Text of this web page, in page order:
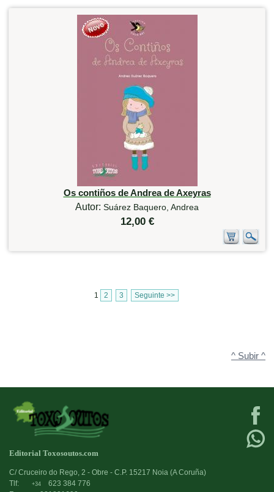
Os contiños de Andrea de Axeyras
Autor: Suárez Baquero, Andrea
12,00 €
1 2 3 Seguinte >>
^ Subir ^
Editorial Toxosoutos.com
C/ Cruceiro do Rego, 2 - Obre - C.P. 15217 Noia (A Coruña)
Tlf:
+34
623 384 776